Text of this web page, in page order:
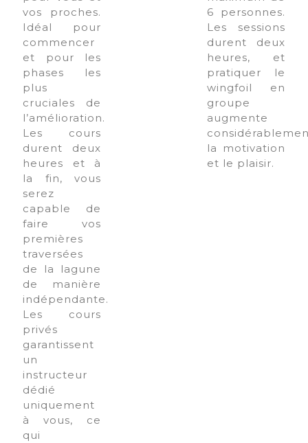
vos proches.
Idéal pour
commencer
et pour les
phases les
plus
cruciales de
l’amélioration.
Les cours
durent deux
heures et à
la fin, vous
serez
capable de
faire vos
premières
traversées
de la lagune
de manière
indépendante.
Les cours
privés
garantissent
un
instructeur
dédié
uniquement
à vous, ce
qui
6 personnes.
Les sessions
durent deux
heures, et
pratiquer le
wingfoil en
groupe
augmente
la motivation
et le plaisir.